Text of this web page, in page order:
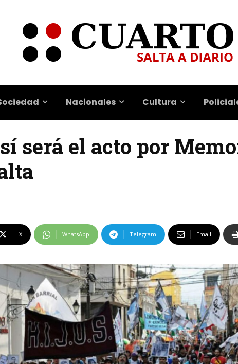
Nacionales Cultura
será el acto por
X WhatsApp Telegram Email